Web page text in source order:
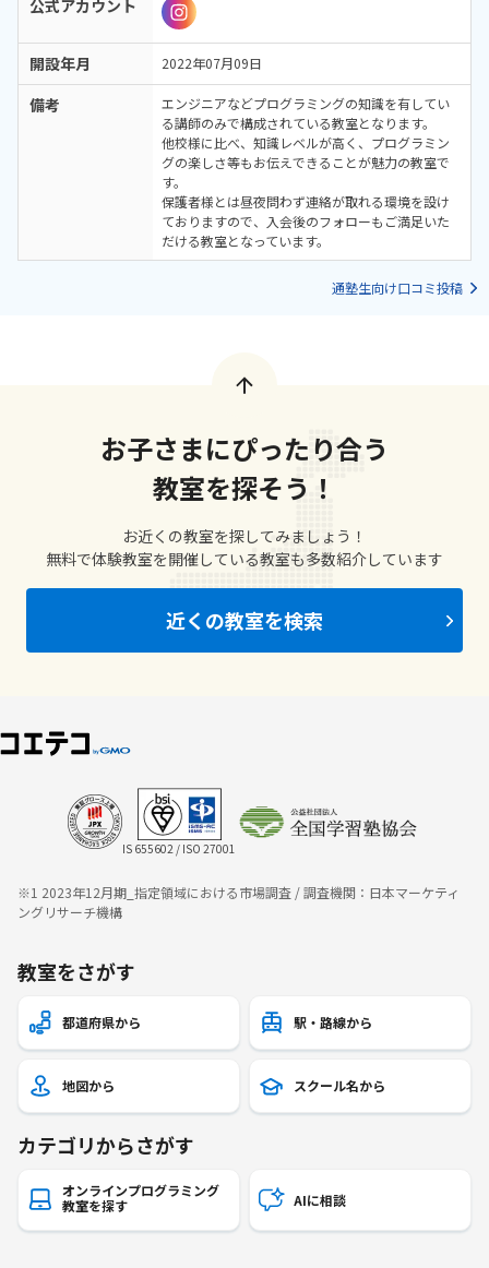
公式アカウント
開設年月 2022年07月09日
備考
エンジニアなどプログラミングの知識を有してい
る講師のみで構成されている教室となります。
他校様に比べ、知識レベルが高く、プログラミン
グの楽しさ等もお伝えできることが魅力の教室で
す。
保護者様とは昼夜問わず連絡が取れる環境を設け
ておりますので、入会後のフォローもご満足いた
だける教室となっています。
通塾生向け口コミ投稿
お子さまにぴったり合う
教室を探そう！
お近くの教室を探してみましょう！
無料で体験教室を開催している教室も多数紹介しています
近くの教室を検索
IS 655602 / ISO 27001
※1 2023年12月期_指定領域における市場調査 / 調査機関：日本マーケティ
ングリサーチ機構
教室をさがす
都道府県から 駅・路線から
地図から スクール名から
カテゴリからさがす
オンラインプログラミング
教室を探す
AIに相談